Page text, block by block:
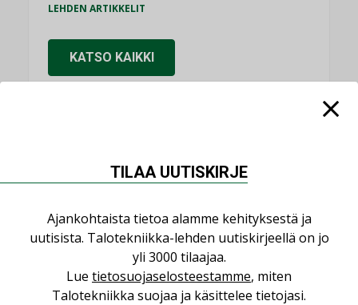
LEHDEN ARTIKKELIT
KATSO KAIKKI
käyttöön kiinteistöissä
KOLUMNI
Sähköistäminen säästää euroja
KOLUMNI
TILAA UUTISKIRJE
Ajankohtaista tietoa alamme kehityksestä ja
uutisista. Talotekniikka-lehden uutiskirjeellä on jo
yli 3000 tilaajaa.
Lue tietosuojaselosteestamme, miten
Talotekniikka suojaa ja käsittelee tietojasi.